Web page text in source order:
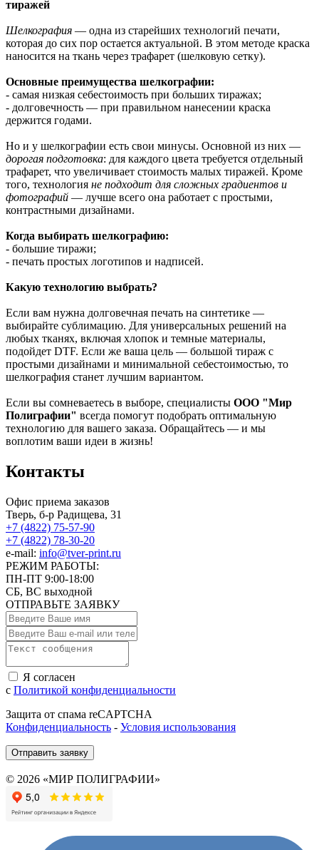
тиражей
Шелкография — одна из старейших технологий печати,
которая до сих пор остается актуальной. В этом методе краска
наносится на ткань через трафарет (шелковую сетку).
Основные преимущества шелкографии:
- самая низкая себестоимость при больших тиражах;
- долговечность — при правильном нанесении краска
держится годами.
Но и у шелкографии есть свои минусы. Основной из них —
дорогая подготовка: для каждого цвета требуется отдельный
трафарет, что увеличивает стоимость малых тиражей. Кроме
того, технология не подходит для сложных градиентов и
фотографий — лучше всего она работает с простыми,
контрастными дизайнами.
Когда выбирать шелкографию:
- большие тиражи;
- печать простых логотипов и надписей.
Какую технологию выбрать?
Если вам нужна долговечная печать на синтетике —
выбирайте сублимацию. Для универсальных решений на
любых тканях, включая хлопок и темные материалы,
подойдет DTF. Если же ваша цель — большой тираж с
простыми дизайнами и минимальной себестоимостью, то
шелкография станет лучшим вариантом.
Если вы сомневаетесь в выборе, специалисты ООО "Мир
Полиграфии" всегда помогут подобрать оптимальную
технологию для вашего заказа. Обращайтесь — и мы
воплотим ваши идеи в жизнь!
Контакты
Офис приема заказов
Тверь, б-р Радищева, 31
+7 (4822) 75-57-90
+7 (4822) 78-30-20
e-mail: info@tver-print.ru
РЕЖИМ РАБОТЫ:
ПН-ПТ 9:00-18:00
СБ, ВС выходной
ОТПРАВЬТЕ ЗАЯВКУ
Я согласен
с Политикой конфиденциальности
Защита от спама reCAPTCHA
Конфиденциальность - Условия использования
Отправить заявку
© 2026 «МИР ПОЛИГРАФИИ»